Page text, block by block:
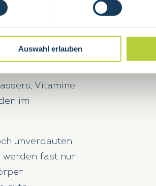
Auswahl erlauben
Lymphbahnen
Enzyme
Leber
und
Vitamine
im
unverdauten
werden fast nur